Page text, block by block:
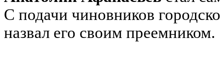
С подачи чиновников
назвал его своим преемником.